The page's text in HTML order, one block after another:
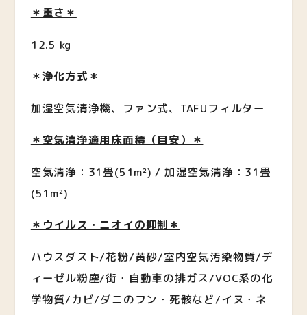
＊重さ＊
12.5 kg
＊浄化方式＊
加湿空気清浄機、ファン式、TAFUフィルター
＊空気清浄適用床面積（目安）＊
空気清浄：31畳(51m²) / 加湿空気清浄：31畳
(51m²)
＊ウイルス・ニオイの抑制＊
ハウスダスト/花粉/黄砂/室内空気汚染物質/デ
ィーゼル粉塵/街・自動車の排ガス/VOC系の化
学物質/カビ/ダニのフン・死骸など/イヌ・ネ